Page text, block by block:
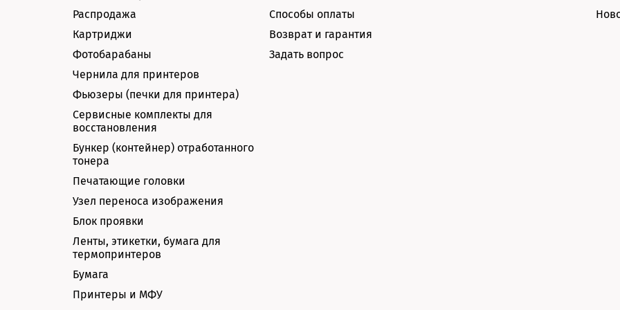
Распродажа
Картриджи
Фотобарабаны
Чернила для принтеров
Фьюзеры (печки для принтера)
Сервисные комплекты для
восстановления
Бункер (контейнер) отработанного
тонера
Печатающие головки
Узел переноса изображения
Блок проявки
Ленты, этикетки, бумага для
термопринтеров
Бумага
Принтеры и МФУ
Способы оплаты
Возврат и гарантия
Задать вопрос